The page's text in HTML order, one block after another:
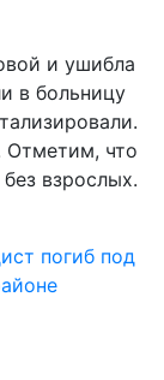
и ушибла
в больницу
что
взрослых.
погиб под